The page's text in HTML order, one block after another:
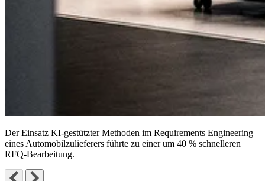
Der Einsatz KI-gestützter Methoden im Requirements Engineering
eines Automobilzulieferers führte zu einer um 40 % schnelleren
RFQ-Bearbeitung.